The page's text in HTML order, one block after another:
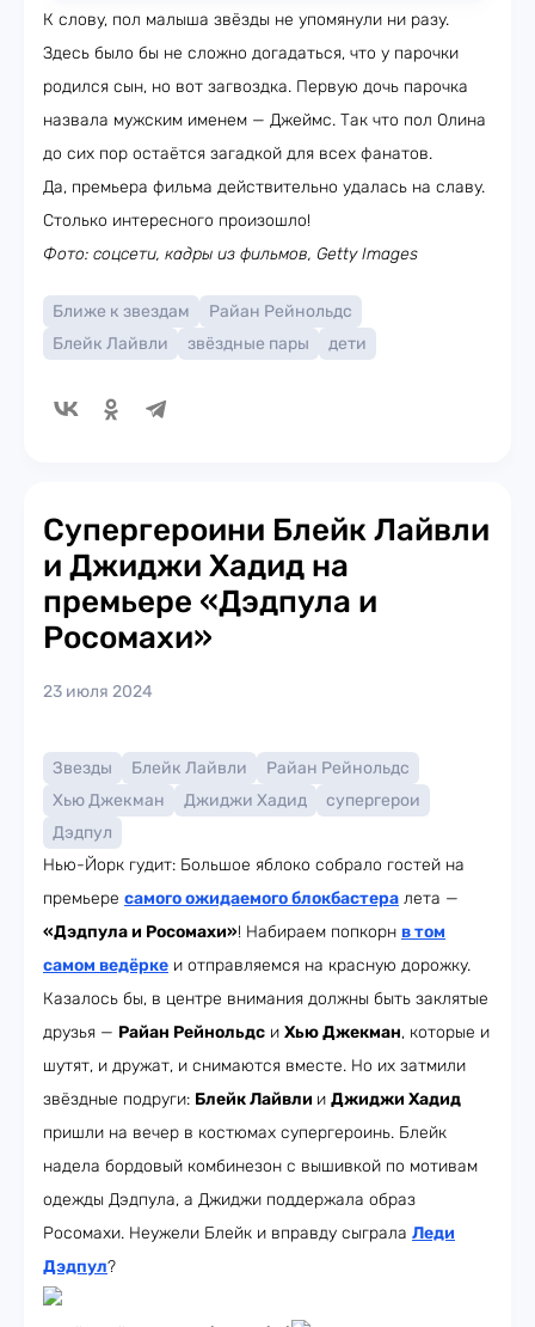
К слову, пол малыша звёзды не упомянули ни разу.
Здесь было бы не сложно догадаться, что у парочки
родился сын, но вот загвоздка. Первую дочь парочка
назвала мужским именем — Джеймс. Так что пол Олина
до сих пор остаётся загадкой для всех фанатов.
Да, премьера фильма действительно удалась на славу.
Столько интересного произошло!
Фото: соцсети, кадры из фильмов, Getty Images
Ближе к звездам
Райан Рейнольдс
Блейк Лайвли
звёздные пары дети
Супергероини Блейк Лайвли
и Джиджи Хадид на
премьере «Дэдпула и
Росомахи»
23 июля 2024
Звезды Блейк Лайвли
Райан Рейнольдс
Хью Джекман
Джиджи Хадид
супергерои
Дэдпул
Нью-Йорк гудит: Большое яблоко собрало гостей на
премьере самого ожидаемого блокбастера лета —
«Дэдпула и Росомахи»! Набираем попкорн в том
самом ведёрке и отправляемся на красную дорожку.
Казалось бы, в центре внимания должны быть заклятые
друзья — Райан Рейнольдс и Хью Джекман, которые и
шутят, и дружат, и снимаются вместе. Но их затмили
звёздные подруги: Блейк Лайвли и Джиджи Хадид
пришли на вечер в костюмах супергероинь. Блейк
надела бордовый комбинезон с вышивкой по мотивам
одежды Дэдпула, а Джиджи поддержала образ
Росомахи. Неужели Блейк и вправду сыграла Леди
Дэдпул?